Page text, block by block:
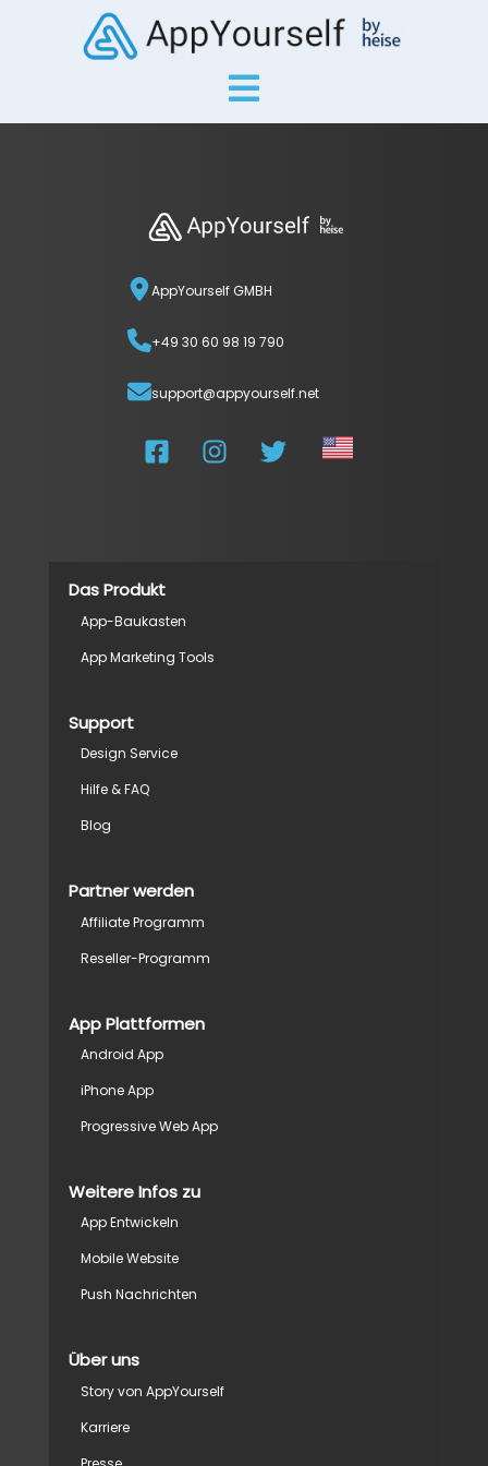
AppYourself GMBH
+49 30 60 98 19 790
support@appyourself.net
Das Produkt
App-Baukasten
App Marketing Tools
Support
Design Service
Hilfe & FAQ
Blog
Partner werden
Affiliate Programm
Reseller-Programm
App Plattformen
Android App
iPhone App
Progressive Web App
Weitere Infos zu
App Entwickeln
Mobile Website
Push Nachrichten
Über uns
Story von AppYourself
Karriere